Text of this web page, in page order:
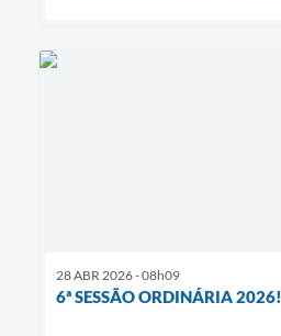
28 ABR 2026 - 08h09
6ª SESSÃO ORDINÁRIA 2026!